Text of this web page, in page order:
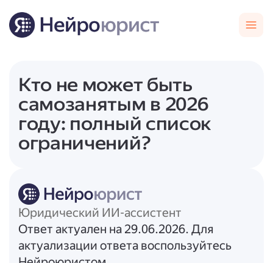
Кто не может быть
самозанятым в 2026
году: полный список
ограничений?
Юридический ИИ-ассистент
Ответ актуален на 29.06.2026. Для
актуализации ответа воспользуйтесь